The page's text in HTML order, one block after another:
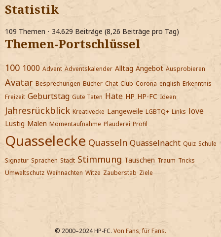
Statistik
109 Themen 34.629 Beiträge (8,26 Beiträge pro Tag)
Themen-Portschlüssel
100 1000 Advent Adventskalender Alltag Angebot Ausprobieren
Avatar Besprechungen Bücher Chat Club Corona english Erkenntnis
Freizeit Geburtstag Gute Taten Hate HP HP-FC Ideen
Jahresrückblick Kreativecke Langeweile LGBTQ+ Links love
Lustig Malen Momentaufnahme Plauderei Profil
Quasselecke Quasseln Quasselnacht Quiz Schule
Signatur Sprachen Stadt Stimmung Tauschen Traum Tricks
Umweltschutz Weihnachten Witze Zauberstab Ziele
© 2000–2024 HP-FC. Von Fans, für Fans.